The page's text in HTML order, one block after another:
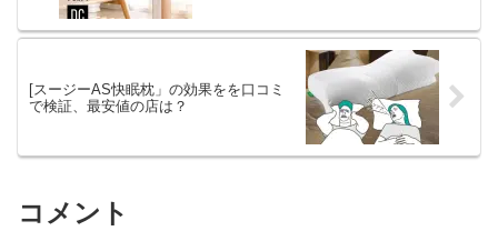
[スージーAS快眠枕」の効果をを口コミ
で検証、最安値の店は？
コメント